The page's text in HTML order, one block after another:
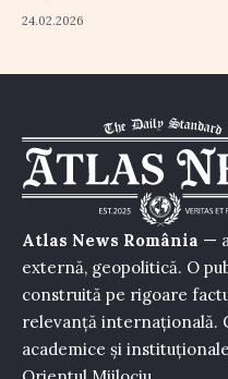
24.02.2026
Atlas News România —
externă, geopolitică. O
construită pe rigoare
relevanță internațională.
academice și